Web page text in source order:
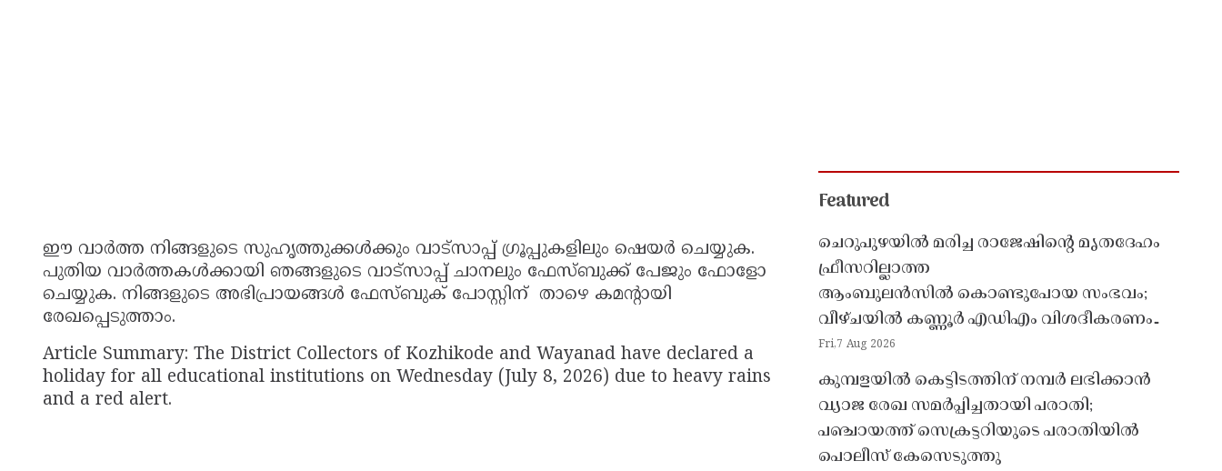
ഈ വാർത്ത നിങ്ങളുടെ സുഹൃത്തുക്കൾക്കും വാട്സാപ്പ് ഗ്രൂപ്പുകളിലും ഷെയർ ചെയ്യുക.
പുതിയ വാർത്തകൾക്കായി ഞങ്ങളുടെ വാട്സാപ്പ് ചാനലും ഫേസ്ബുക്ക് പേജും ഫോളോ
ചെയ്യുക. നിങ്ങളുടെ അഭിപ്രായങ്ങൾ ഫേസ്ബുക് പോസ്റ്റിന് താഴെ കമൻ്റായി
രേഖപ്പെടുത്താം.
Article Summary: The District Collectors of Kozhikode and Wayanad have declared a
holiday for all educational institutions on Wednesday (July 8, 2026) due to heavy rains
and a red alert.
Featured
ചെറുപുഴയിൽ മരിച്ച രാജേഷിൻ്റെ മൃതദേഹം
ഫ്രീസറില്ലാത്ത
ആംബുലൻസിൽ കൊണ്ടുപോയ സംഭവം;
വീഴ്ചയിൽ കണ്ണൂർ എഡിഎം വിശദീകരണം
തേടി
Fri,7 Aug 2026
കുമ്പളയിൽ കെട്ടിടത്തിന് നമ്പർ ലഭിക്കാൻ
വ്യാജ രേഖ സമർപ്പിച്ചതായി പരാതി;
പഞ്ചായത്ത് സെക്രട്ടറിയുടെ പരാതിയിൽ
പൊലീസ് കേസെടുത്തു